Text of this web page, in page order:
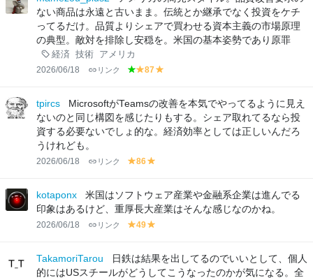
ない商品は永遠と古いまま。伝統とか継承でなく投資をケチ
ってるだけ。品質よりシェアで買わせる資本主義の市場原理
の典型。敵対を排除し安穏を。米国の基本姿勢であり原罪
経済 技術 アメリカ
2026/06/18 リンク
g
e
e
n
y
lo
w
87
lo
w
tpircs
MicrosoftがTeamsの改善を本気でやってるように見え
ないのと同じ構図を感じたりもする。シェア取れてるなら投
資する必要ないでしょ的な。経済効率としては正しいんだろ
うけれども。
2026/06/18 リンク
y
lo
w
86
lo
w
kotaponx
米国はソフトウェア産業や金融系企業は進んでる
印象はあるけど、重厚長大産業はそんな感じなのかね。
2026/06/18 リンク
y
lo
w
49
lo
w
TakamoriTarou
日鉄は結果を出してるのでいいとして、個人
的にはUSスチールがどうしてこうなったのかが気になる。全